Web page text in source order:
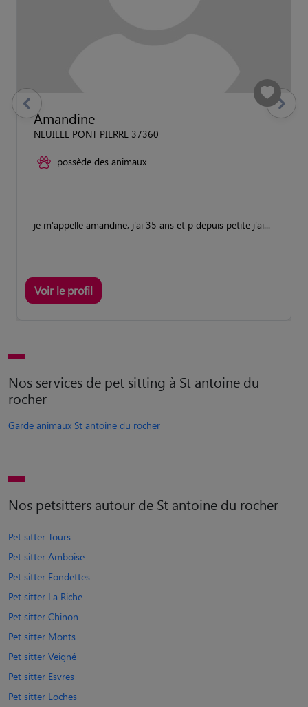
Amandine
NEUILLE PONT PIERRE 37360
possède des animaux
je m'appelle amandine, j'ai 35 ans et p depuis petite j'ai...
Voir le profil
previous Suivant
Nos services de pet sitting à St antoine du
rocher
Garde animaux St antoine du rocher
Nos petsitters autour de St antoine du rocher
Pet sitter Tours
Pet sitter Amboise
Pet sitter Fondettes
Pet sitter La Riche
Pet sitter Chinon
Pet sitter Monts
Pet sitter Veigné
Pet sitter Esvres
Pet sitter Loches